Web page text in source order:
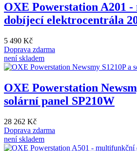
OXE Powerstation A201
dobíjecí elektrocentrála
5 490 Kč
Doprava zdarma
není skladem
OXE Powerstation
solární panel SP210W
28 262 Kč
Doprava zdarma
není skladem